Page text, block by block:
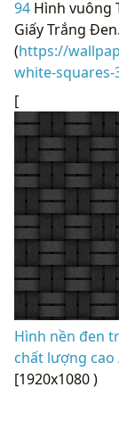
94 Hình vuông
Giấy Trắng
(https://
white-squares-
[
Hình nền đen
chất lượng
[1920x1080 )